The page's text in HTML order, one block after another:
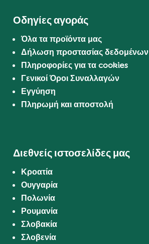
Οδηγίες αγοράς
Όλα τα προϊόντα μας
Δήλωση προστασίας δεδομένων
Πληροφορίες για τα cookies
Γενικοί Όροι Συναλλαγών
Εγγύηση
Πληρωμή και αποστολή
Διεθνείς ιστοσελίδες μας
Κροατία
Ουγγαρία
Πολωνία
Ρουμανία
Σλοβακία
Σλοβενία